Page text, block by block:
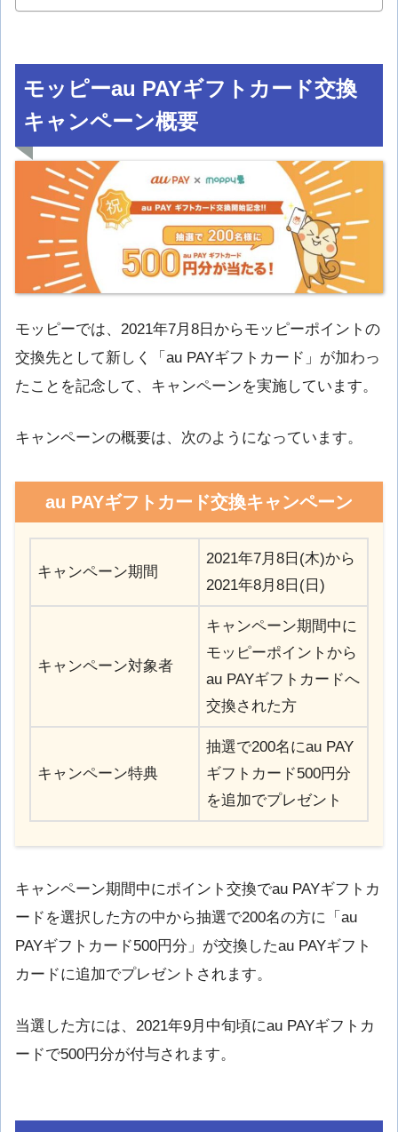
モッピーau PAYギフトカード交換
キャンペーン概要
モッピーでは、2021年7月8日からモッピーポイントの
交換先として新しく「au PAYギフトカード」が加わっ
たことを記念して、キャンペーンを実施しています。
キャンペーンの概要は、次のようになっています。
au PAYギフトカード交換キャンペーン
キャンペーン期間
2021年7月8日(木)から
2021年8月8日(日)
キャンペーン対象者
キャンペーン期間中に
モッピーポイントから
au PAYギフトカードへ
交換された方
キャンペーン特典
抽選で200名にau PAY
ギフトカード500円分
を追加でプレゼント
キャンペーン期間中にポイント交換でau PAYギフトカ
ードを選択した方の中から抽選で200名の方に「au
PAYギフトカード500円分」が交換したau PAYギフト
カードに追加でプレゼントされます。
当選した方には、2021年9月中旬頃にau PAYギフトカ
ードで500円分が付与されます。